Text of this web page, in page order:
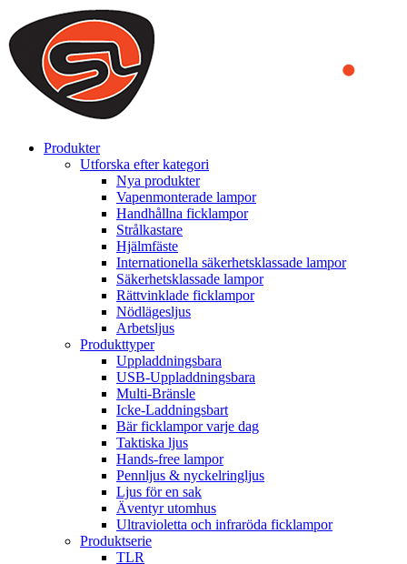
We use cookies to ensure that we provide you the best experience
on our website. By continuing to browse this website, you accept
that cookies are used to help us analyze how the website is used and
to offer you a better experience. To learn more or to find out how
you can disable cookies, you can access our
Produkter
Utforska efter kategori
Nya produkter
Vapenmonterade lampor
Handhållna ficklampor
Strålkastare
Hjälmfäste
Internationella säkerhetsklassade lampor
Säkerhetsklassade lampor
Rättvinklade ficklampor
Nödlägesljus
Arbetsljus
Produkttyper
Uppladdningsbara
USB-Uppladdningsbara
Multi-Bränsle
Icke-Laddningsbart
Bär ficklampor varje dag
Taktiska ljus
Hands-free lampor
Pennljus & nyckelringljus
Ljus för en sak
Äventyr utomhus
Ultravioletta och infraröda ficklampor
Produktserie
TLR